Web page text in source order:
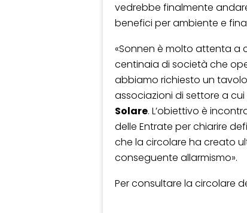
vedrebbe finalmente
benefici per ambiente e
«Sonnen è molto attenta a
centinaia di società che
abbiamo richiesto un
associazioni di settore a
Solare. L’obiettivo è
delle Entrate per chiarire
che la circolare ha creato
conseguente allarmismo».
Per consultare la circolare